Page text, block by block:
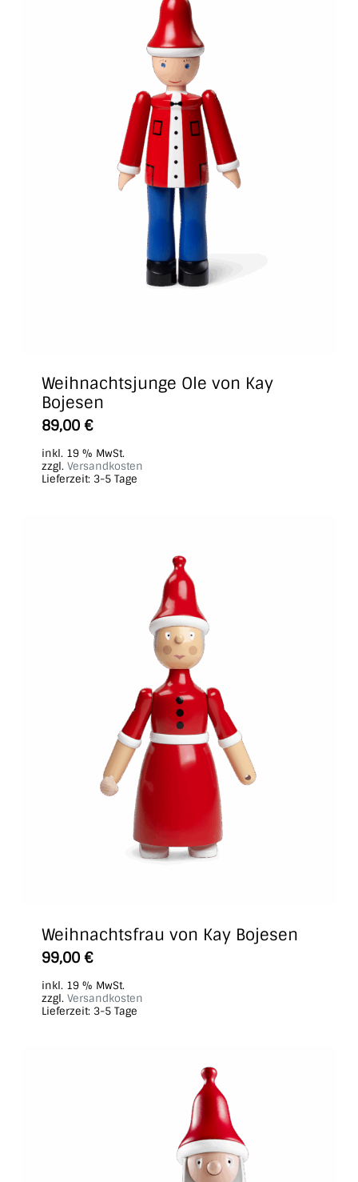
Weihnachtsjunge Ole von Kay
Bojesen
89,00 €
inkl. 19 % MwSt.
zzgl. Versandkosten
Lieferzeit: 3-5 Tage
Weihnachtsfrau von Kay Bojesen
99,00 €
inkl. 19 % MwSt.
zzgl. Versandkosten
Lieferzeit: 3-5 Tage